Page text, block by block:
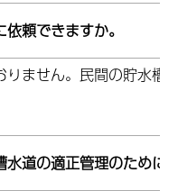
頼できますか。
ません。民間の貯水槽
道の適正管理のために